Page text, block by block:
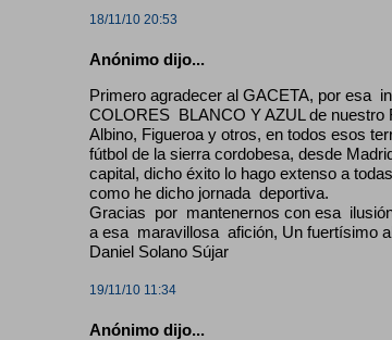
18/11/10 20:53
Anónimo dijo...
Primero agradecer al GACETA, por esa
COLORES BLANCO Y AZUL de
Albino, Figueroa y otros, en todos esos
fútbol de la sierra cordobesa, desde
capital, dicho éxito lo hago extenso a
como he dicho jornada deportiva.
Gracias por mantenernos con esa
a esa maravillosa afición, Un fuertísimo
Daniel Solano Sújar
19/11/10 11:34
Anónimo dijo...